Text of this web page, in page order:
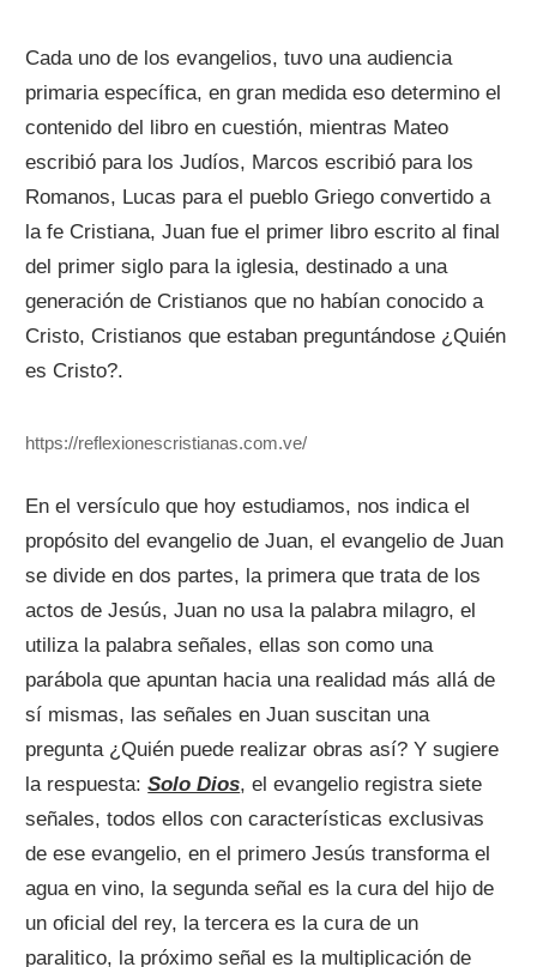
Cada uno de los evangelios, tuvo una audiencia
primaria específica, en gran medida eso determino el
contenido del libro en cuestión, mientras Mateo
escribió para los Judíos, Marcos escribió para los
Romanos, Lucas para el pueblo Griego convertido a
la fe Cristiana, Juan fue el primer libro escrito al final
del primer siglo para la iglesia, destinado a una
generación de Cristianos que no habían conocido a
Cristo, Cristianos que estaban preguntándose ¿Quién
es Cristo?.
https://reflexionescristianas.com.ve/
En el versículo que hoy estudiamos, nos indica el
propósito del evangelio de Juan, el evangelio de Juan
se divide en dos partes, la primera que trata de los
actos de Jesús, Juan no usa la palabra milagro, el
utiliza la palabra señales, ellas son como una
parábola que apuntan hacia una realidad más allá de
sí mismas, las señales en Juan suscitan una
pregunta ¿Quién puede realizar obras así? Y sugiere
la respuesta:Solo Dios, el evangelio registra siete
señales, todos ellos con características exclusivas
de ese evangelio, en el primero Jesús transforma el
agua en vino, la segunda señal es la cura del hijo de
un oficial del rey, la tercera es la cura de un
paralitico, la próximo señal es la multiplicación de